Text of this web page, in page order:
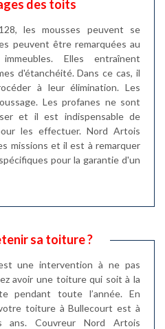
des toits
les mousses peuvent se
peuvent être remarquées au
Elles entraînent
d'étanchéité. Dans ce cas, il
à leur élimination. Les
Les profanes ne sont
et il est indispensable de
les effectuer. Nord Artois
missions et il est à remarquer
pour la garantie d'un
sa toiture ?
une intervention à ne pas
avoir une toiture qui soit à la
pendant toute l’année. En
toiture à Bullecourt est à
Couvreur Nord Artois